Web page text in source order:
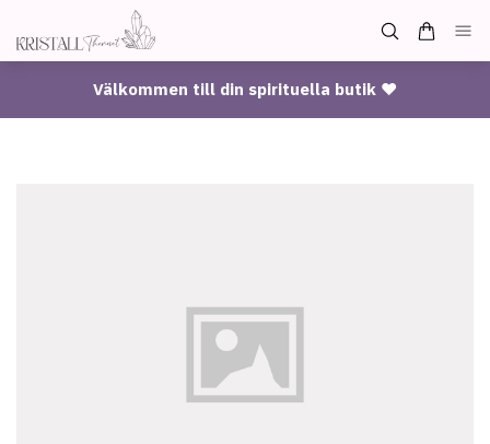
Välkommen till din spirituella butik ♥